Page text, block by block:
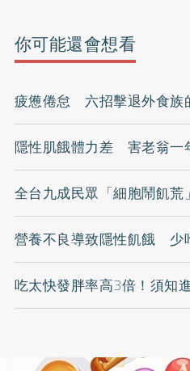
你可能還會想看
疲憊倦怠 六招擊退外食族
隱性肌餓體力差 害老翁一
全台九成民眾「細胞鬧飢
營養不良導致隱性飢餓 少
吃太快發胖率高3倍！須知